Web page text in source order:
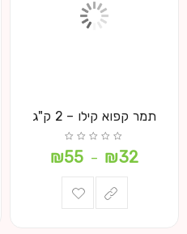
תמר קפוא קילו – 2 ק"ג
₪32
–
₪55